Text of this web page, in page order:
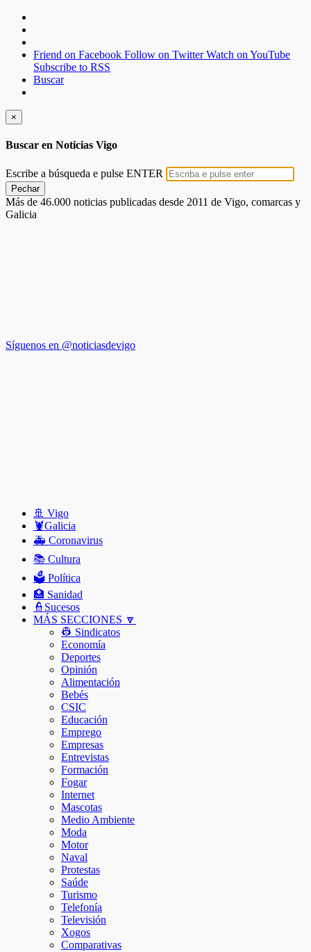
Friend on Facebook Follow on Twitter Watch on YouTube
Subscribe to RSS
Buscar
×
Buscar en Noticias Vigo
Escribe a búsqueda e pulse ENTER
Pechar
Más de 46.000 noticias publicadas desde 2011 de Vigo, comarcas y
Galicia
Síguenos en @noticiasdevigo
🚢 Vigo
🦞️Galicia
🚑 Coronavirus
📚 Cultura
🗳️ Política
🏥 Sanidad
👮Sucesos
MÁS SECCIONES 🔽
👷 Sindicatos
Economía
Deportes
Opinión
Alimentación
Bebés
CSIC
Educación
Emprego
Empresas
Entrevistas
Formación
Fogar
Internet
Mascotas
Medio Ambiente
Moda
Motor
Naval
Protestas
Saúde
Turismo
Telefonía
Televisión
Xogos
Comparativas